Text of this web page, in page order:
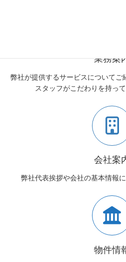
業務案
弊社が提供するサービスについてご
スタッフがこだわりを持っ
会社案
弊社代表挨拶や会社の基本情報
物件情